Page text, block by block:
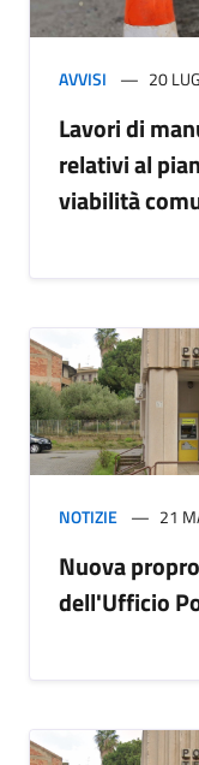
AVVISI 20
Lavori di
relativi al
viabilità
NOTIZIE 21
Nuova
dell'Ufficio